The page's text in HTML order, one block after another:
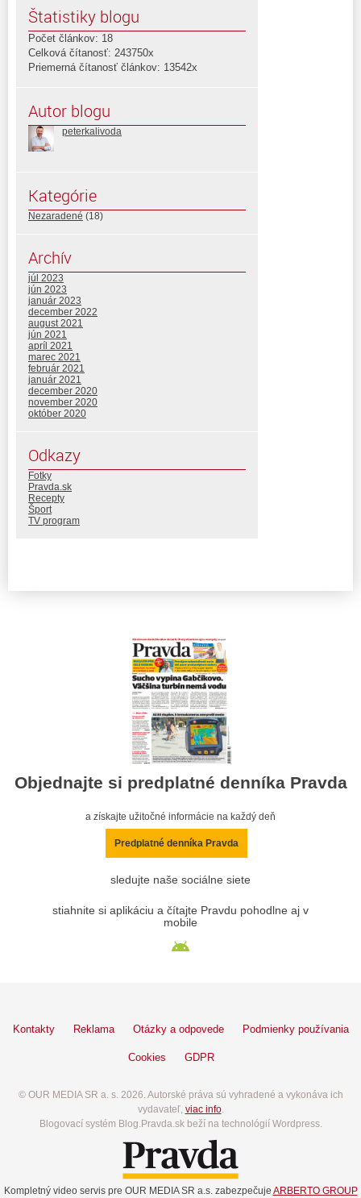
Štatistiky blogu
Počet článkov: 18
Celková čítanosť: 243750x
Priemerná čítanosť článkov: 13542x
Autor blogu
peterkalivoda
Kategórie
Nezaradené (18)
Archív
júl 2023
jún 2023
január 2023
december 2022
august 2021
jún 2021
apríl 2021
marec 2021
február 2021
január 2021
december 2020
november 2020
október 2020
Odkazy
Fotky
Pravda.sk
Recepty
Šport
TV program
Objednajte si predplatné denníka Pravda
a získajte užitočné informácie na každý deň
Predplatné denníka Pravda
sledujte naše sociálne siete
stiahnite si aplikáciu a čítajte Pravdu pohodlne aj v
mobile
Kontakty Reklama Otázky a odpovede Podmienky používania
Cookies GDPR
© OUR MEDIA SR a. s. 2026. Autorské práva sú vyhradené a vykonáva ich
vydavateľ, viac info.
Blogovací systém Blog.Pravda.sk beží na technológií Wordpress.
Kompletný video servis pre OUR MEDIA SR a.s. zabezpečuje ARBERTO GROUP